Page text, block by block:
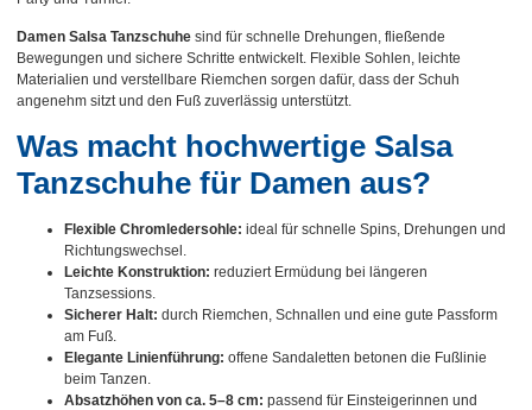
Damen Salsa Tanzschuhe sind für schnelle Drehungen, fließende
Bewegungen und sichere Schritte entwickelt. Flexible Sohlen, leichte
Materialien und verstellbare Riemchen sorgen dafür, dass der Schuh
angenehm sitzt und den Fuß zuverlässig unterstützt.
Was macht hochwertige Salsa
Tanzschuhe für Damen aus?
Flexible Chromledersohle: ideal für schnelle Spins, Drehungen und
Richtungswechsel.
Leichte Konstruktion: reduziert Ermüdung bei längeren
Tanzsessions.
Sicherer Halt: durch Riemchen, Schnallen und eine gute Passform
am Fuß.
Elegante Linienführung: offene Sandaletten betonen die Fußlinie
beim Tanzen.
Absatzhöhen von ca. 5–8 cm: passend für Einsteigerinnen und